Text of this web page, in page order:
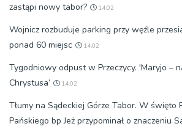
zastąpi nowy tabor?
14:02
Wojnicz rozbuduje parking przy węźle
ponad 60 miejsc
14:02
Tygodniowy odpust w Przeczycy. 'Maryjo –
Chrystusa’
14:02
Tłumy na Sądeckiej Górze Tabor. W święto
Pańskiego bp Jeż przypominał o znaczeniu